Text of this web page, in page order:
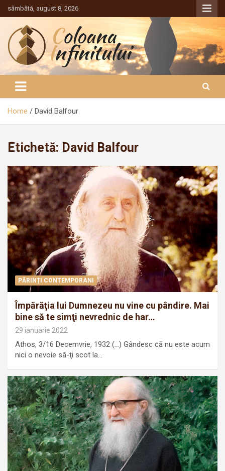
la
conținut
sâmbătă, august 8, 2026
Coloana Infinitului
Home David Balfour
Etichetă: David Balfour
PĂRINȚI CONTEMPORANI
Împărăţia lui Dumnezeu nu vine cu pândire. Mai
bine să te simţi nevrednic de har…
29 ianuarie 2022
Athos, 3/16 Decemvrie, 1932 (…) Gândesc că nu este acum
nici o nevoie să-ţi scot la…